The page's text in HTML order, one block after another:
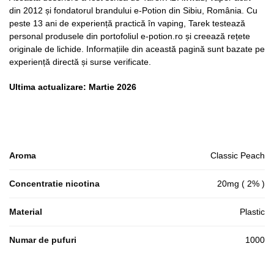
din 2012 și fondatorul brandului e-Potion din Sibiu, România. Cu
peste 13 ani de experiență practică în vaping, Tarek testează
personal produsele din portofoliul e-potion.ro și creează rețete
originale de lichide. Informațiile din această pagină sunt bazate pe
experiență directă și surse verificate.
Ultima actualizare: Martie 2026
Aroma Classic Peach
Concentratie nicotina 20mg ( 2% )
Material Plastic
Numar de pufuri 1000